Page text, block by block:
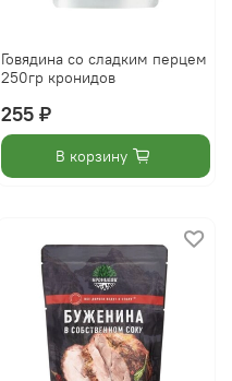
Говядина со сладким перцем
250гр кронидов
255 ₽
В корзину